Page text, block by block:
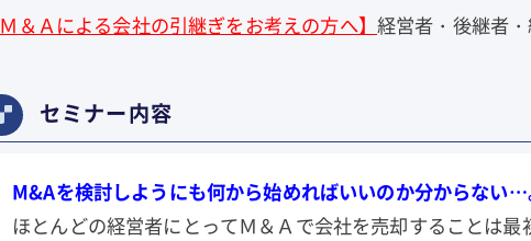
Ｍ＆Ａによる会社の引継ぎをお考えの方へ】 経営者・後継者
セミナー内容
M&Aを検討しようにも何から始めればいいのか分からない…
ほとんどの経営者にとってＭ＆Ａで会社を売却することは